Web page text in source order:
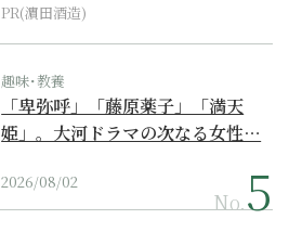
PR(濵田酒造)
趣味･教養
「卑弥呼」「藤原薬子」「満天
姫」。大河ドラマの次なる女性…
2026/08/02
No.